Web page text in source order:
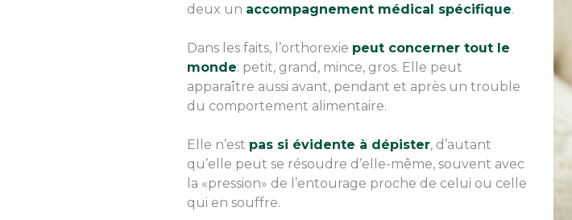
deux un accompagnement médical spécifique.
Dans les faits, l’orthorexie peut concerner tout le
monde: petit, grand, mince, gros. Elle peut
apparaître aussi avant, pendant et après un trouble
du comportement alimentaire.
Elle n’est pas si évidente à dépister, d’autant
qu’elle peut se résoudre d’elle-même, souvent avec
la «pression» de l’entourage proche de celui ou celle
qui en souffre.